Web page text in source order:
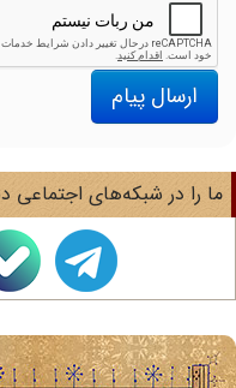
ارسال پیام
را در شبکه‌های اجتماعی